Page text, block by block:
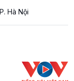
Hà Nội